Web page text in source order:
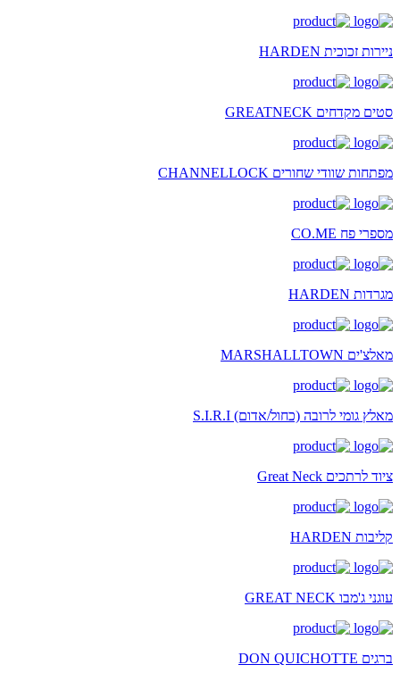
ניירות זכוכית HARDEN
סטים מקדחים GREATNECK
מפתחות שוודי שחורים CHANNELLOCK
מספרי פח CO.ME
מגרדות HARDEN
מאלצ'ים MARSHALLTOWN
מאלץ גומי לרובה (כחול/אדום) S.I.R.I
ציוד לרתכים Great Neck
קליבות HARDEN
עוגני ג'מבו GREAT NECK
ברגים DON QUICHOTTE